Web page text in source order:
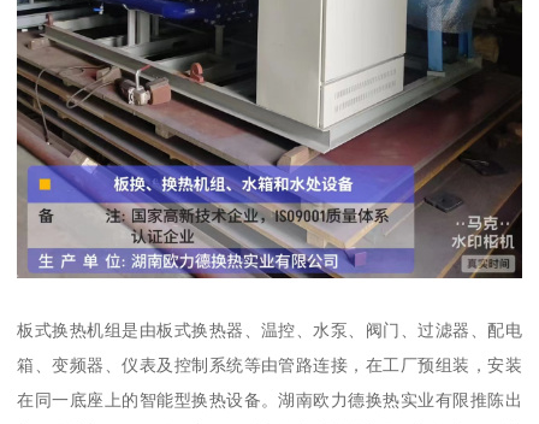
板式换热机组是由板式换热器、温控、水泵、阀门、过滤器、配电
箱、变频器、仪表及控制系统等由管路连接，在工厂预组装，安装
在同一底座上的智能型换热设备。湖南欧力德换热实业有限推陈出